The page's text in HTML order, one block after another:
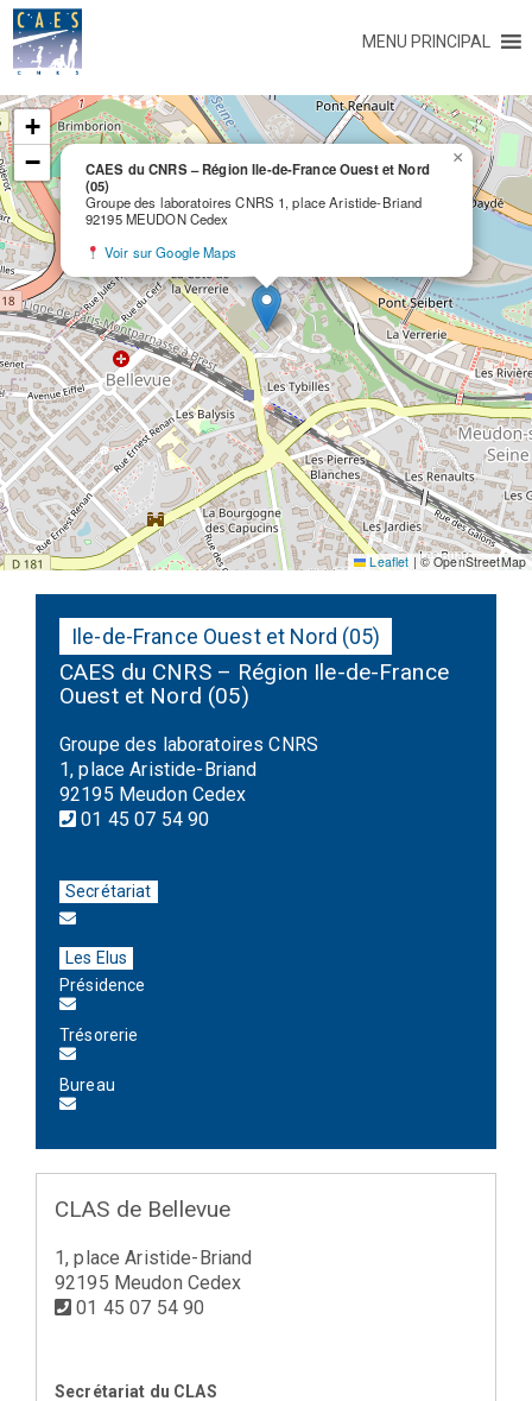
MENU PRINCIPAL
CAES du CNRS – Région Ile-de-France Ouest et Nord
(05)
Groupe des laboratoires CNRS 1, place Aristide-Briand
92195 MEUDON Cedex
Voir sur Google Maps
×
+
−
Leaflet | © OpenStreetMap
Ile-de-France Ouest et Nord (05)
CAES du CNRS – Région Ile-de-France
Ouest et Nord (05)
Groupe des laboratoires CNRS
1, place Aristide-Briand
92195 Meudon Cedex
01 45 07 54 90
Secrétariat
Les Elus
Présidence
Trésorerie
Bureau
CLAS de Bellevue
1, place Aristide-Briand
92195 Meudon Cedex
01 45 07 54 90
Secrétariat du CLAS